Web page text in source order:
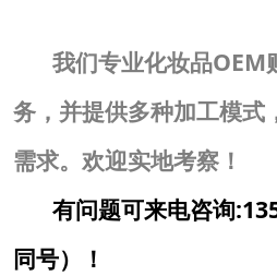
我们专业化妆品OEM
务，并提供多种加工模式
需求。欢迎实地考察！
有问题可来电咨询
同号）！